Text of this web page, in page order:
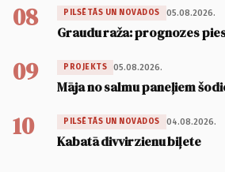
08 PILSĒTĀS UN NOVADOS 05.08.2026.
Graudu raža: prognozes
09 PROJEKTS 05.08.2026.
Māja no salmu paneļiem
10 PILSĒTĀS UN NOVADOS 04.08.2026.
Kabatā divvirzienu biļete